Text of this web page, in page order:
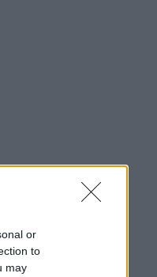
or
to
may